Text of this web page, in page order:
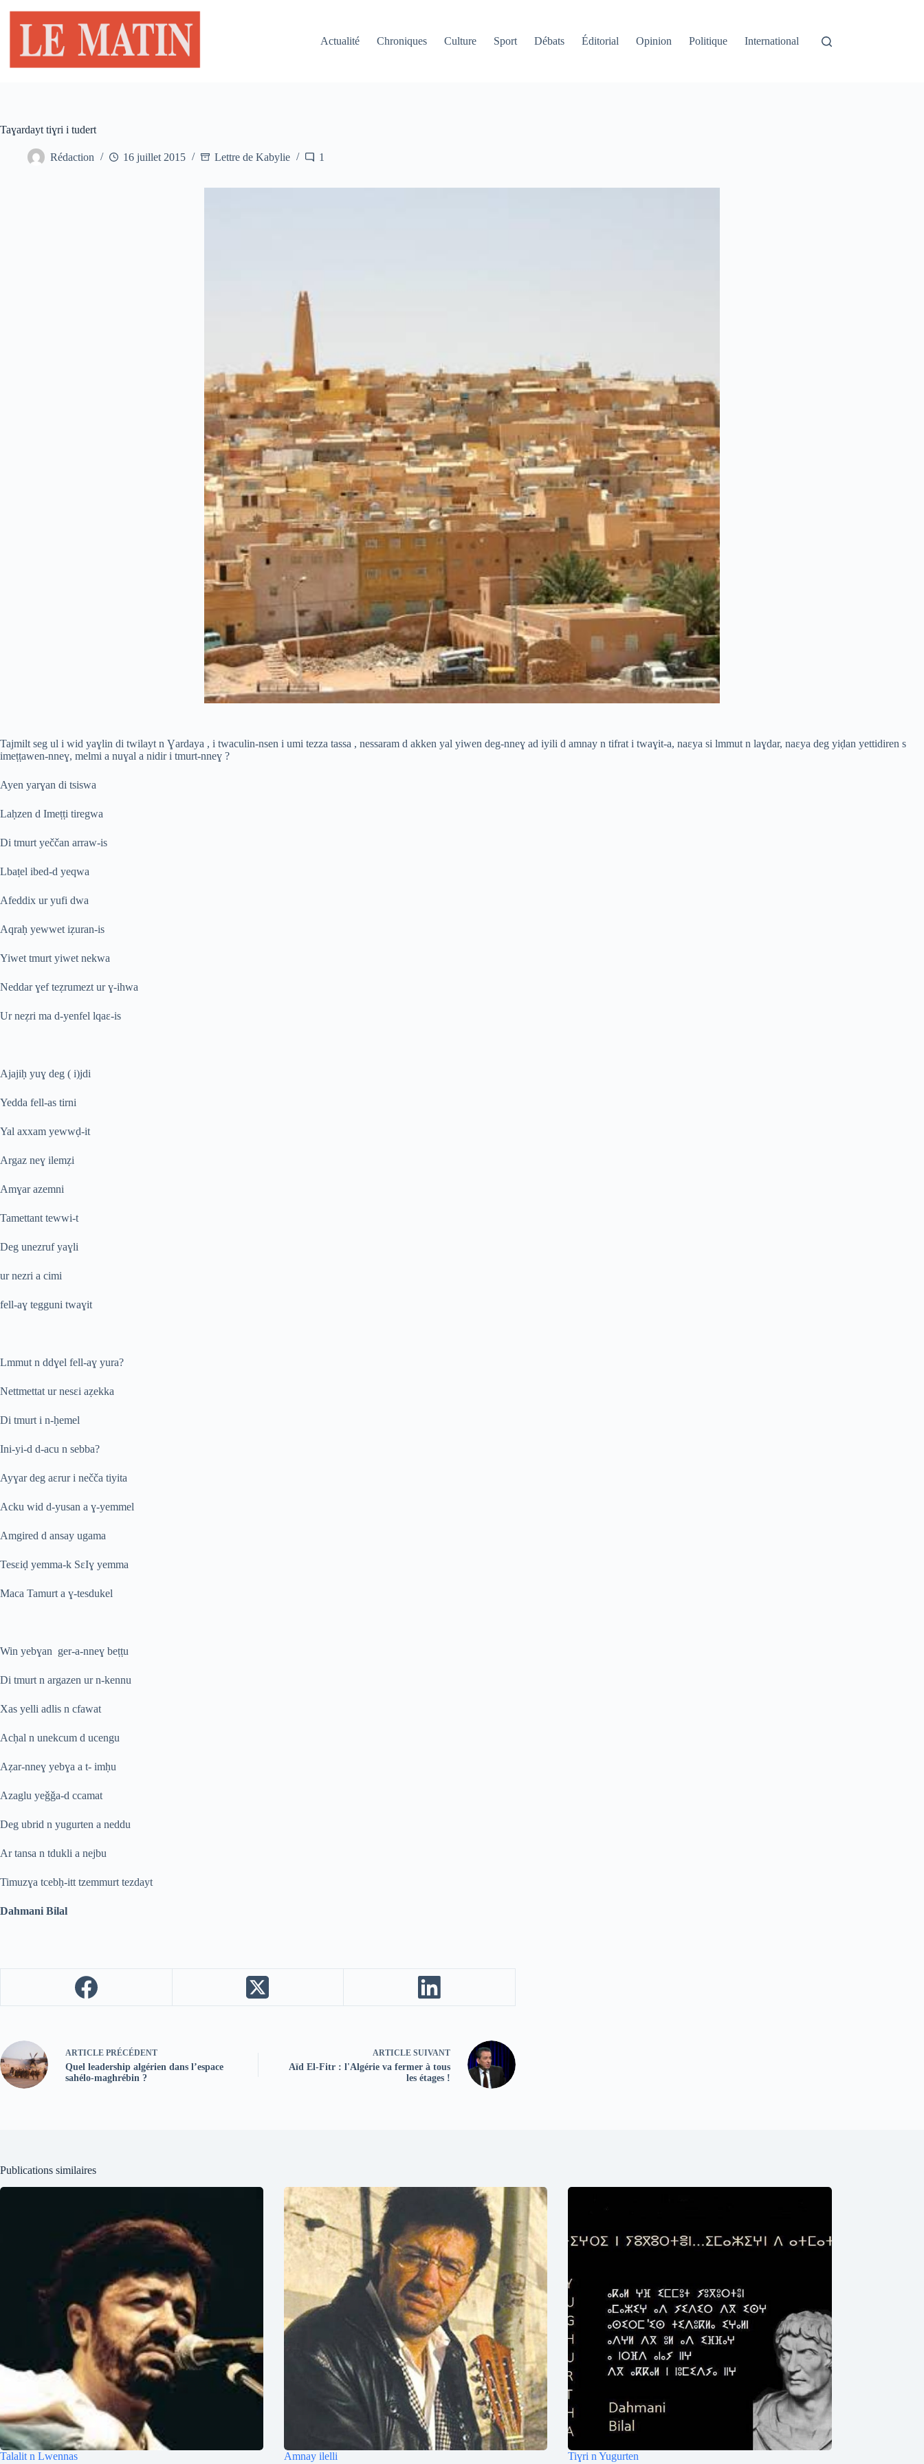
contenu
Actualité
Chroniques Culture Sport Débats Éditorial Opinion Politique International
Taɣardayt tiɣri i tudert
Rédaction 16 juillet 2015 Lettre de Kabylie 1
Tajmilt seg ul i wid yaɣlin di twilayt n Ɣardaya , i twaculin-nsen i umi tezza tassa , nessaram d akken yal yiwen deg-nneɣ ad iyili d amnay n tifrat i twaɣit-a, naɛya si lmmut n laɣdar, naɛya deg yiḍan yettidiren s
imeṭṭawen-nneɣ, melmi a nuɣal a nidir i tmurt-nneɣ ?
Ayen yarɣan di tsiswa
Laḥzen d Imeṭṭi tiregwa
Di tmurt yeččan arraw-is
Lbaṭel ibed-d yeqwa
Afeddix ur yufi dwa
Aqraḥ yewwet iẓuran-is
Yiwet tmurt yiwet nekwa
Neddar ɣef teẓrumezt ur ɣ-ihwa
Ur neẓri ma d-yenfel lqaɛ-is
Ajajiḥ yuɣ deg ( i)jdi
Yedda fell-as tirni
Yal axxam yewwḍ-it
Argaz neɣ ilemẓi
Amɣar azemni
Tamettant tewwi-t
Deg unezruf yaɣli
ur nezri a cimi
fell-aɣ tegguni twaɣit
Lmmut n ddɣel fell-aɣ yura?
Nettmettat ur nesɛi aẓekka
Di tmurt i n-ḥemel
Ini-yi-d d-acu n sebba?
Ayɣar deg aɛrur i nečča tiyita
Acku wid d-yusan a ɣ-yemmel
Amgired d ansay ugama
Tesɛiḍ yemma-k SɛIɣ yemma
Maca Tamurt a ɣ-tesdukel
Win yebɣan ger-a-nneɣ beṭṭu
Di tmurt n argazen ur n-kennu
Xas yelli adlis n cfawat
Acḥal n unekcum d ucengu
Aẓar-nneɣ yebɣa a t- imḥu
Azaglu yeǧǧa-d ccamat
Deg ubrid n yugurten a neddu
Ar tansa n tdukli a nejbu
Timuzɣa tcebḥ-itt tzemmurt tezdayt
Dahmani Bilal
ARTICLE PRÉCÉDENT
Quel leadership algérien dans l’espace
sahélo-maghrébin ?
ARTICLE SUIVANT
Aïd El-Fitr : l'Algérie va fermer à tous
les étages !
Publications similaires
Talalit n Lwennas Amnay ilelli Tiɣri n Yugurten